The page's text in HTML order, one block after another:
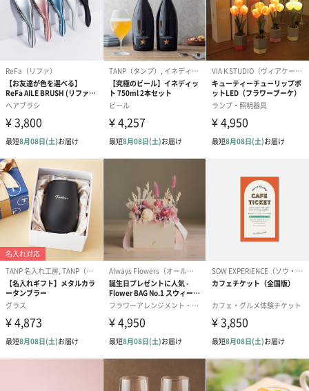
ブライダルロリポップ
ドレス（いちご味)
（1,122円）
ブライダルロリポップ
タキシード（コーラ味)
（1,122円）
夫婦箸と箸置
（2,420円）
生花
生花のブーケを同梱します。
※9-15時にご注文いただく場合、最短のお届け可能日が通常より
も1日遅くなります。
シーズンブーケ（ひま
わり）（1,880円）
ブーケ（ホワイトグリ
ーン）（1,650円）
ブーケ（ピン
（1,650円）